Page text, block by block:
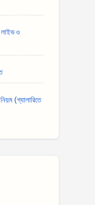
লাইভ ও
(গ্যালারিতে